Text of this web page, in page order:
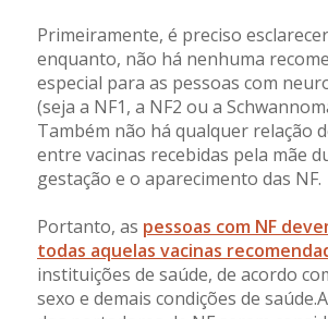
Primeiramente, é preciso
enquanto, não há nenhuma
especial para as pessoas com
(seja a NF1, a NF2 ou a
Também não há qualquer relação
entre vacinas recebidas pela mãe
gestação e o aparecimento das NF.
Portanto, as pessoas com NF
todas aquelas vacinas
instituições de saúde, de acordo
sexo e demais condições de